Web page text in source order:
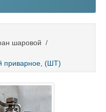
шаровой /
приварное, (ШТ)